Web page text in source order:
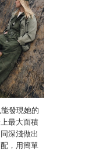
發現她的
最大面積
深淺做出
，用簡單